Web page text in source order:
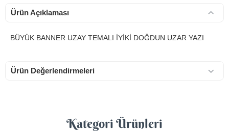
Ürün Açıklaması
BÜYÜK BANNER UZAY TEMALI İYİKİ DOĞDUN UZAR YAZI
Ürün Değerlendirmeleri
Kategori Ürünleri